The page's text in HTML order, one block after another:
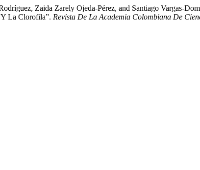
Zaida Zarely Ojeda-Pérez, and Santiago Vargas-
La Clorofila”. Revista De La Academia Colombiana De